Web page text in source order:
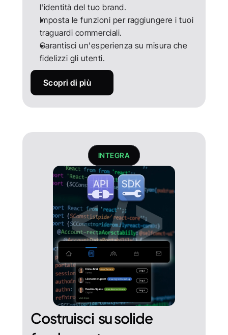
l'identità del tuo brand.
Imposta le funzioni per raggiungere i tuoi
traguardi commerciali.
Garantisci un'esperienza su misura che
fidelizzi gli utenti.
Scopri di più
Costruisci  su solide
INTEGRA